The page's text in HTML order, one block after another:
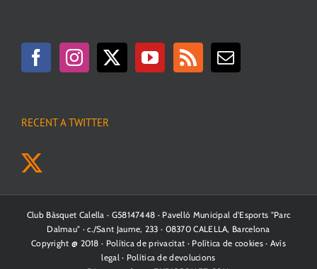
RECENT A TWITTER
Club Bàsquet Calella · G58147448 · Pavelló Municipal d'Esports "Parc
Dalmau" · c./Sant Jaume, 233 · 08370 CALELLA, Barcelona
Copyright @ 2018 · Política de privacitat · Política de cookies· Avís
legal· Política de devolucions